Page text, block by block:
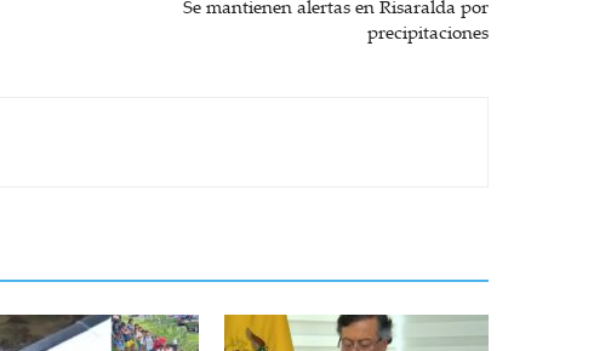
Se mantienen alertas en Risaralda por
precipitaciones